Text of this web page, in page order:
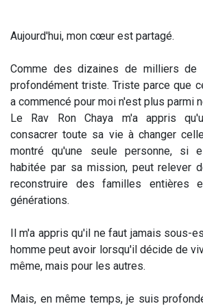
Aujourd'hui, mon cœur est partagé.
Comme des dizaines de milliers de
profondément triste. Triste parce que
a commencé pour moi n'est plus parmi
Le Rav Ron Chaya m'a appris
consacrer toute sa vie à changer
montré qu'une seule personne, si
habitée par sa mission, peut relever
reconstruire des familles entières
générations.
Il m'a appris qu'il ne faut jamais sous-
homme peut avoir lorsqu'il décide de
même, mais pour les autres.
Mais, en même temps, je suis